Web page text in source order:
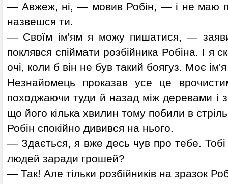
— Авжеж, ні, — мовив Робін, — і не маю
назвешся ти.
— Своїм ім'ям я можу пишатися, —
поклявся спіймати розбійника Робіна. І я
очі, коли б він не був такий боягуз. Моє
Незнайомець проказав усе це
походжаючи туди й назад між деревами і
що його кілька хвилин тому побили в
Робін спокійно дивився на нього.
— Здається, я вже десь чув про тебе.
людей заради грошей?
— Так! Але тільки розбійників на зразок